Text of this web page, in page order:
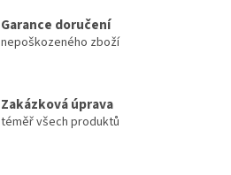
Garance doručení
nepoškozeného zboží
Zakázková úprava
téměř všech produktů